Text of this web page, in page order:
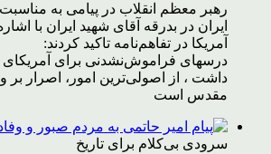
رهبر معظم انقلاب در پیامی به
ایران در بدرقه آقای شهید ایران با
آمریکا در تفاهم‌نامه تاکید کردند:
درسهای فراموش‌نشدنی برای آمریکای
داشت ، از اصولی‌ترین امور، اصرار بر
مقدس است
سرودی بی‌کلام برای تاریخ